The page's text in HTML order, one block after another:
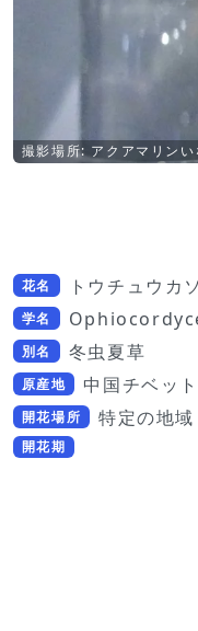
撮影場所: アクアマリン
花名 トウチュウカ
学名
別名 冬虫夏草
原産地 中国チベット
開花場所 特定の地域
開花期